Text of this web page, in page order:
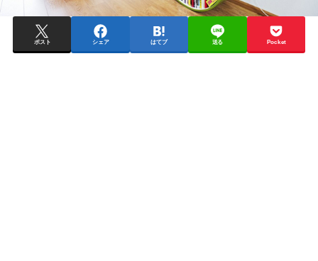
ポスト シェア はてブ 送る Pocket